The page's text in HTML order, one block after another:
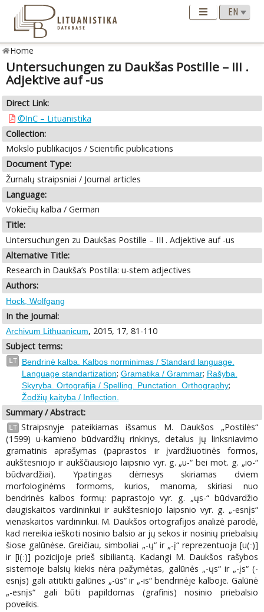
Home
Untersuchungen zu Daukšas Postille – III .
Adjektive auf -us
Direct Link:
©InC – Lituanistika
Collection:
Mokslo publikacijos / Scientific publications
Document Type:
Žurnalų straipsniai / Journal articles
Language:
Vokiečių kalba / German
Title:
Untersuchungen zu Daukšas Postille – III . Adjektive auf -us
Alternative Title:
Research in Daukša’s Postilla: u-stem adjectives
Authors:
Hock, Wolfgang
In the Journal:
Archivum Lithuanicum, 2015, 17, 81-110
Subject terms:
LT
Bendrinė kalba. Kalbos norminimas / Standard language.
Language standartization; Gramatika / Grammar; Rašyba.
Skyryba. Ortografija / Spelling. Punctation. Orthography;
Žodžių kaityba / Inflection.
Summary / Abstract:
LT Straipsnyje pateikiamas išsamus M. Daukšos „Postilės“
(1599) u-kamieno būdvardžių rinkinys, detalus jų linksniavimo
gramatinis aprašymas (paprastos ir įvardžiuotinės formos,
aukštesniojo ir aukščiausiojo laipsnio vyr. g. „u-“ bei mot. g. „io-“
būdvardžiai). Ypatingas dėmesys skiriamas dviem
morfologinėms formoms, kurios, manoma, skiriasi nuo
bendrinės kalbos formų: paprastojo vyr. g. „ųs-“ būdvardžio
daugiskaitos vardininkui ir aukštesniojo laipsnio vyr. g. „-esnįs“
vienaskaitos vardininkui. M. Daukšos ortografijos analizė parodė,
kad nereikia ieškoti nosinio balsio ar jų sekos ir nosinių priebalsių
šiose galūnėse. Greičiau, simboliai „-ų“ ir „-į“ reprezentuoja [u(ː)]
ir [i(ː)] pozicijoje prieš sibiliantą. Kadangi M. Daukšos rašybos
sistemoje balsių kiekis nėra pažymėtas, galūnės „-ųs“ ir „-įs“ (-
esnįs) gali atitikti galūnes „-ūs“ ir „-is“ bendrinėje kalboje. Galūnė
„-esnįs“ gali būti papildomas (grafinis) nosinio priebalsio
poveikis.